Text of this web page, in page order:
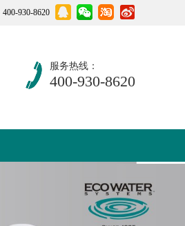
400-930-8620
服务热线：
400-930-8620